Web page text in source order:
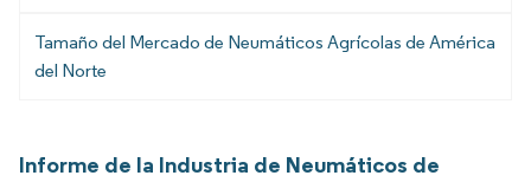
Tamaño del Mercado de Neumáticos Agrícolas de América
del Norte
Informe de la Industria de Neumáticos de